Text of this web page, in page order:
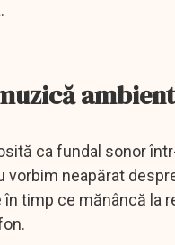
ca fundal sonor
vorbim neapărat
timp ce mănâncă la